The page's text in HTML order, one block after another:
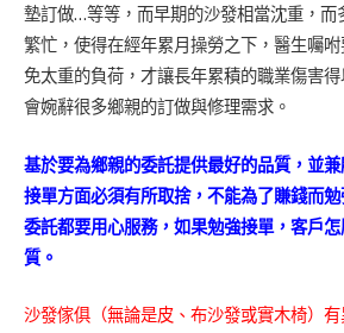
墊訂做…等等，而早期的沙發相當沈重，而
繁忙，使得在經年累月操勞之下，醫生囑
免太重的負荷，才讓長年累積的職業傷害
會婉辭很多鄉親的訂做與修理需求。
基於要為鄉親的委託提供最好的品質，並
接單方面必須有所取捨，不能為了賺錢而
委託都要用心服務，如果勉強接單，客戶
質。
沙發傢俱（無論是皮、布沙發或實木椅）